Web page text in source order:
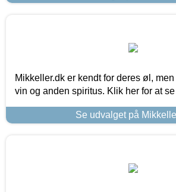
Mikkeller.dk er kendt for deres øl,
vin og anden spiritus. Klik her for at
Se udvalget på